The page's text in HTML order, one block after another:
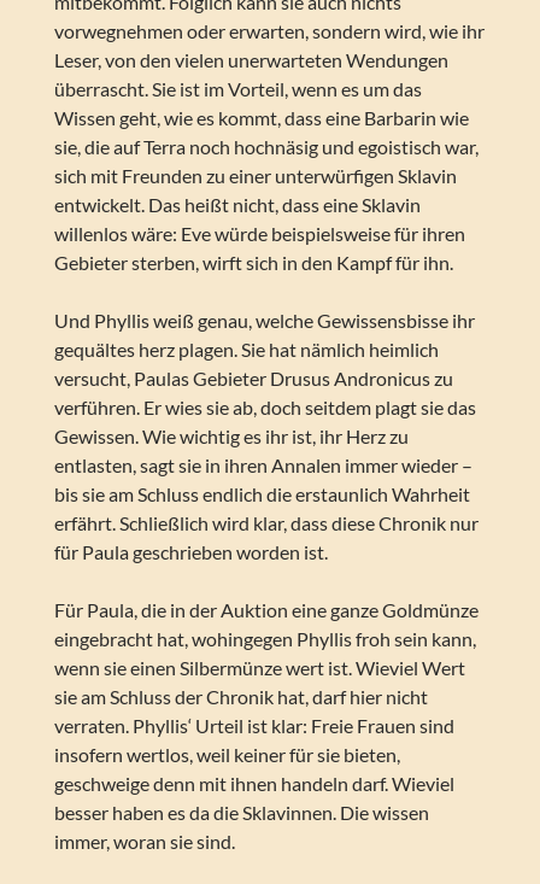
vorwegnehmen oder erwarten, sondern wird, wie ihr
Leser, von den vielen unerwarteten Wendungen
überrascht. Sie ist im Vorteil, wenn es um das
Wissen geht, wie es kommt, dass eine Barbarin wie
sie, die auf Terra noch hochnäsig und egoistisch war,
sich mit Freunden zu einer unterwürfigen Sklavin
entwickelt. Das heißt nicht, dass eine Sklavin
willenlos wäre: Eve würde beispielsweise für ihren
Gebieter sterben, wirft sich in den Kampf für ihn.
Und Phyllis weiß genau, welche Gewissensbisse ihr
gequältes herz plagen. Sie hat nämlich heimlich
versucht, Paulas Gebieter Drusus Andronicus zu
verführen. Er wies sie ab, doch seitdem plagt sie das
Gewissen. Wie wichtig es ihr ist, ihr Herz zu
entlasten, sagt sie in ihren Annalen immer wieder –
bis sie am Schluss endlich die erstaunlich Wahrheit
erfährt. Schließlich wird klar, dass diese Chronik nur
für Paula geschrieben worden ist.
Für Paula, die in der Auktion eine ganze Goldmünze
eingebracht hat, wohingegen Phyllis froh sein kann,
wenn sie einen Silbermünze wert ist. Wieviel Wert
sie am Schluss der Chronik hat, darf hier nicht
verraten. Phyllis‘ Urteil ist klar: Freie Frauen sind
insofern wertlos, weil keiner für sie bieten,
geschweige denn mit ihnen handeln darf. Wieviel
besser haben es da die Sklavinnen. Die wissen
immer, woran sie sind.